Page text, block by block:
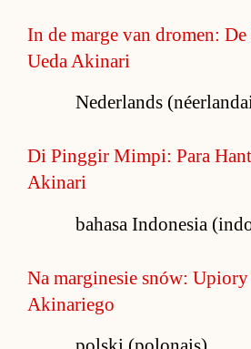
In de marge van dromen:
Ueda Akinari
Nederlands
Di Pinggir Mimpi: Para
Akinari
bahasa Indonesia
Na marginesie snów:
Akinariego